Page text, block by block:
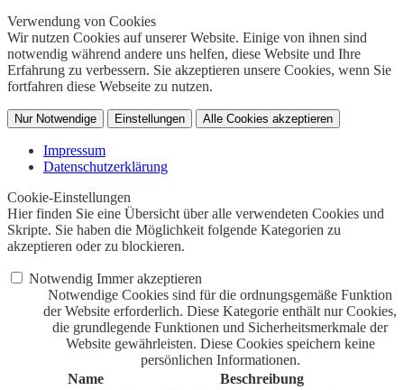
Verwendung von Cookies
Wir nutzen Cookies auf unserer Website. Einige von ihnen sind
notwendig während andere uns helfen, diese Website und Ihre
Erfahrung zu verbessern. Sie akzeptieren unsere Cookies, wenn Sie
fortfahren diese Webseite zu nutzen.
Nur Notwendige Einstellungen Alle Cookies akzeptieren
Impressum
Datenschutzerklärung
Cookie-Einstellungen
Hier finden Sie eine Übersicht über alle verwendeten Cookies und
Skripte. Sie haben die Möglichkeit folgende Kategorien zu
akzeptieren oder zu blockieren.
Notwendig Immer akzeptieren
Notwendige Cookies sind für die ordnungsgemäße Funktion
der Website erforderlich. Diese Kategorie enthält nur Cookies,
die grundlegende Funktionen und Sicherheitsmerkmale der
Website gewährleisten. Diese Cookies speichern keine
persönlichen Informationen.
Name
Beschreibung